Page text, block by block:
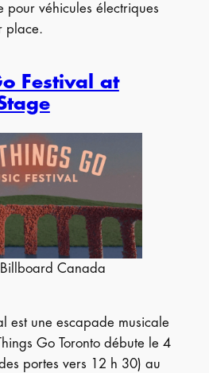
pour véhicules électriques
place.
Festival at
Canada
est une escapade musicale
Go Toronto débute le 4
portes vers 12 h 30) au